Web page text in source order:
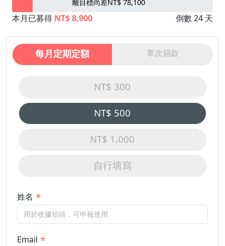
離目標尚差NT$ 78,100
本月已募得 NT$ 8,900 倒數 24 天
每月定期定額 單次捐款
NT$ 300
NT$ 500
NT$ 1,000
自行填寫
姓名
Email